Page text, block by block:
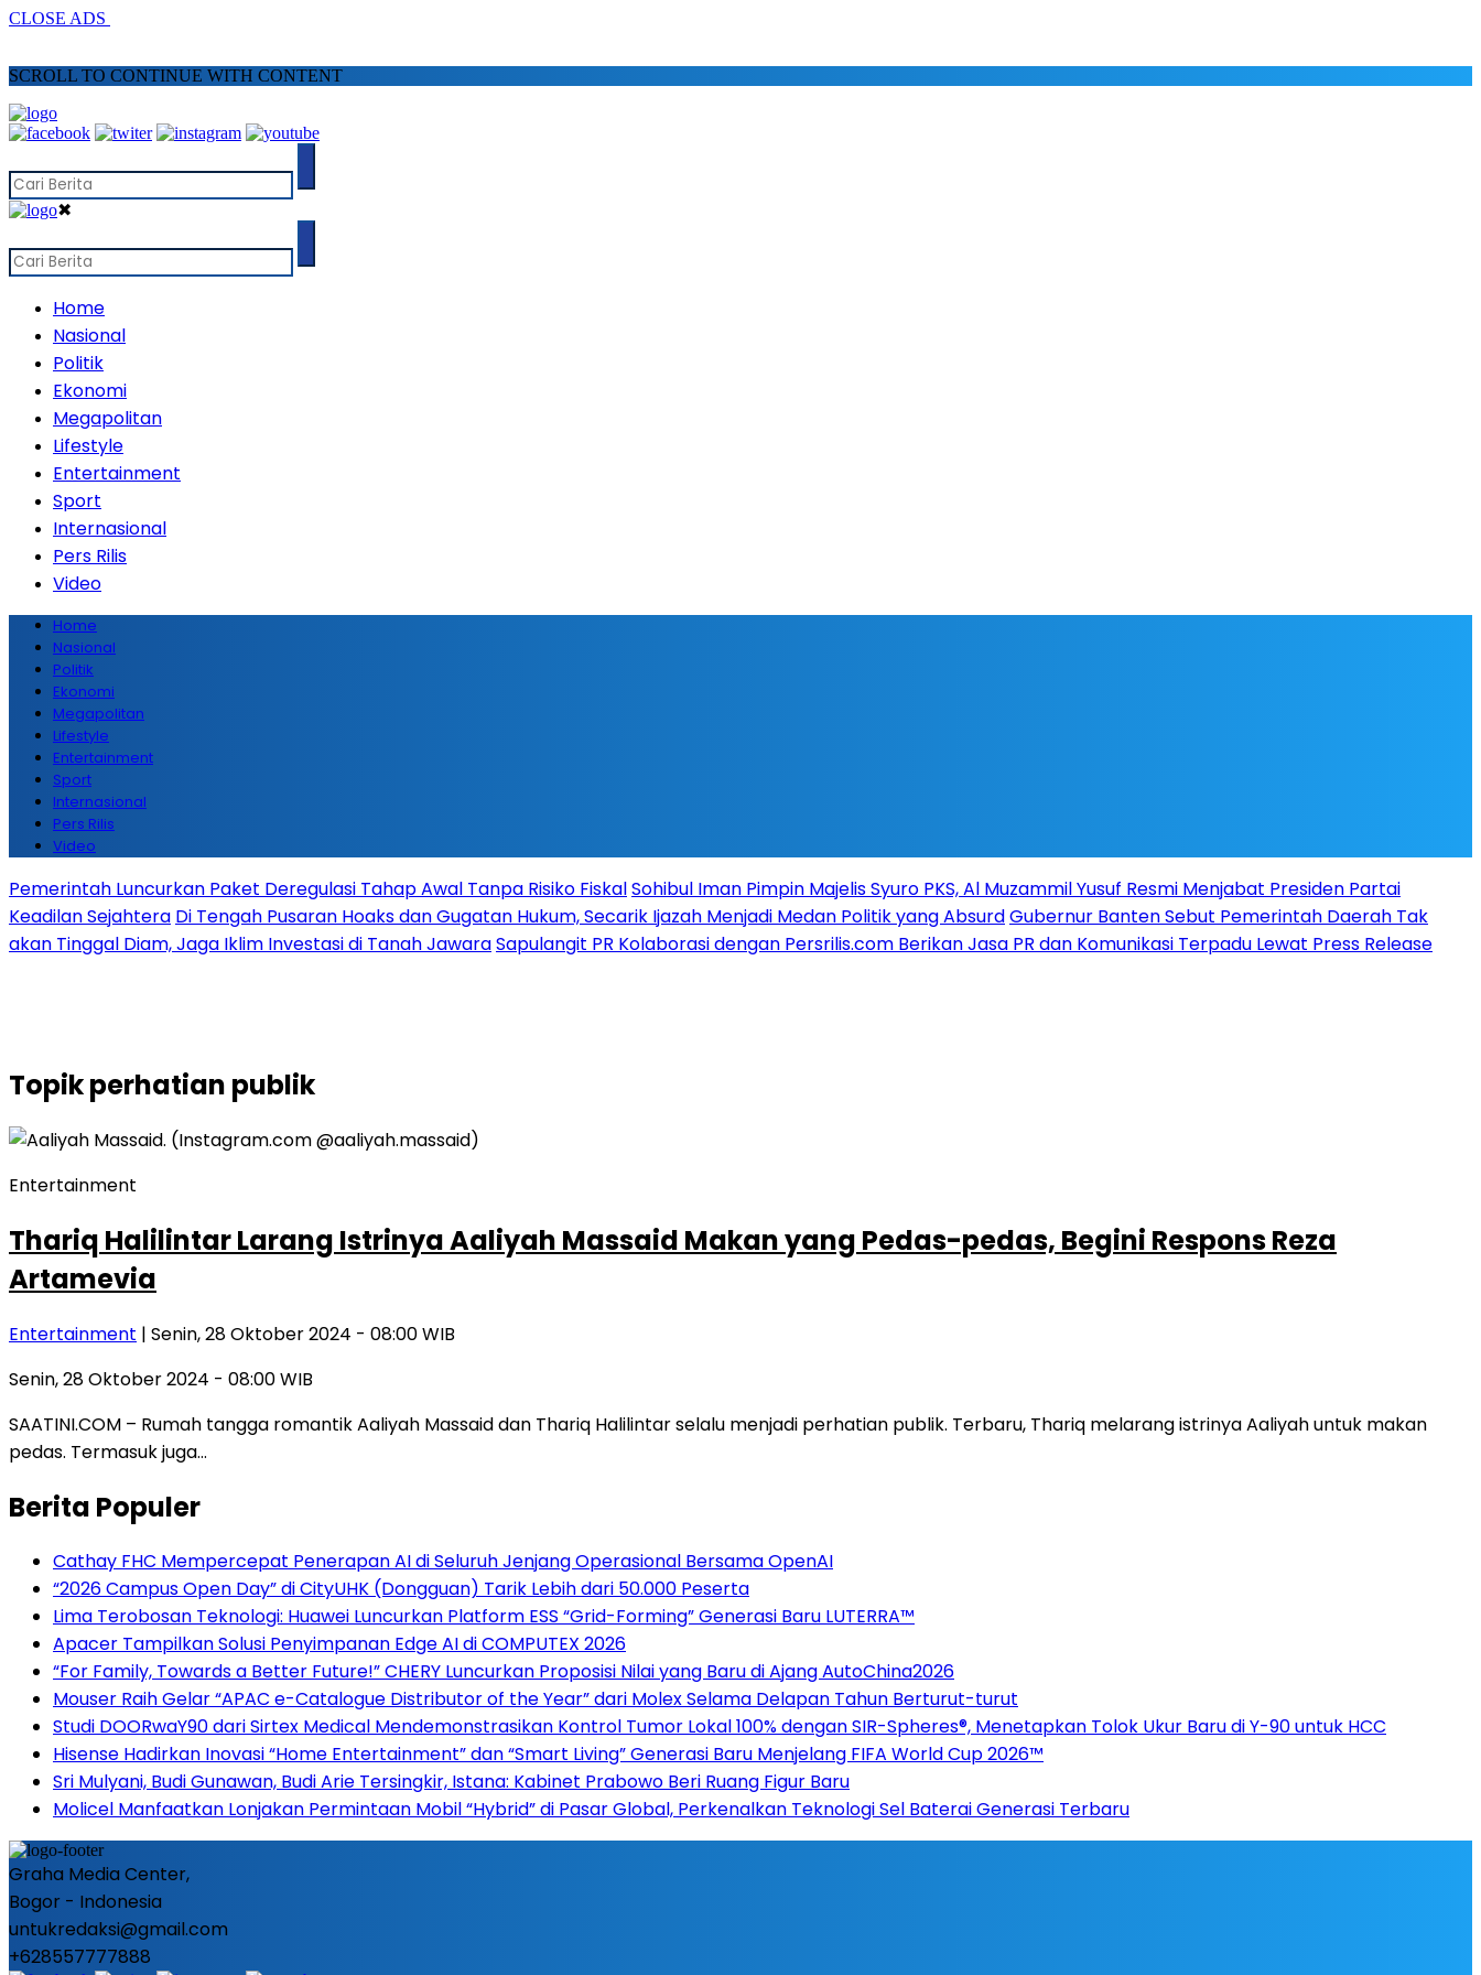
CLOSE ADS
SCROLL TO CONTINUE WITH CONTENT
✖
Home
Nasional
Politik
Ekonomi
Megapolitan
Lifestyle
Entertainment
Sport
Internasional
Pers Rilis
Video
Home
Nasional
Politik
Ekonomi
Megapolitan
Lifestyle
Entertainment
Sport
Internasional
Pers Rilis
Video
Pemerintah Luncurkan Paket Deregulasi Tahap Awal Tanpa Risiko FiskalSohibul Iman Pimpin Majelis Syuro PKS, Al Muzammil Yusuf Resmi Menjabat Presiden Partai
Keadilan Sejahtera Di Tengah Pusaran Hoaks dan Gugatan Hukum, Secarik Ijazah Menjadi Medan Politik yang AbsurdGubernur Banten Sebut Pemerintah Daerah Tak
akan Tinggal Diam, Jaga Iklim Investasi di Tanah JawaraSapulangit PR Kolaborasi dengan Persrilis.com Berikan Jasa PR dan Komunikasi Terpadu Lewat Press Release
Topikperhatian publik
Entertainment
Thariq Halilintar Larang Istrinya Aaliyah Massaid Makan yang Pedas-pedas, Begini Respons Reza
Artamevia
Entertainment | Senin, 28 Oktober 2024 - 08:00 WIB
Senin, 28 Oktober 2024 - 08:00 WIB
SAATINI.COM – Rumah tangga romantik Aaliyah Massaid dan Thariq Halilintar selalu menjadi perhatian publik. Terbaru, Thariq melarang istrinya Aaliyah untuk makan
pedas. Termasuk juga…
Berita Populer
Cathay FHC Mempercepat Penerapan AI di Seluruh Jenjang Operasional Bersama OpenAI
“2026 Campus Open Day” di CityUHK (Dongguan) Tarik Lebih dari 50.000 Peserta
Lima Terobosan Teknologi: Huawei Luncurkan Platform ESS “Grid-Forming” Generasi Baru LUTERRA™
Apacer Tampilkan Solusi Penyimpanan Edge AI di COMPUTEX 2026
“For Family, Towards a Better Future!” CHERY Luncurkan Proposisi Nilai yang Baru di Ajang AutoChina2026
Mouser Raih Gelar “APAC e-Catalogue Distributor of the Year” dari Molex Selama Delapan Tahun Berturut-turut
Studi DOORwaY90 dari Sirtex Medical Mendemonstrasikan Kontrol Tumor Lokal 100% dengan SIR-Spheres®, Menetapkan Tolok Ukur Baru di Y-90 untuk HCC
Hisense Hadirkan Inovasi “Home Entertainment” dan “Smart Living” Generasi Baru Menjelang FIFA World Cup 2026™
Sri Mulyani, Budi Gunawan, Budi Arie Tersingkir, Istana: Kabinet Prabowo Beri Ruang Figur Baru
Molicel Manfaatkan Lonjakan Permintaan Mobil “Hybrid” di Pasar Global, Perkenalkan Teknologi Sel Baterai Generasi Terbaru
Graha Media Center,
Bogor - Indonesia
untukredaksi@gmail.com
+628557777888